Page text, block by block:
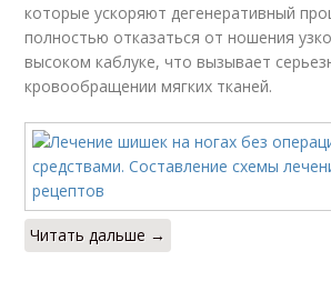
которые ускоряют дегенеративный
полностью отказаться от ношения
высоком каблуке, что вызывает
кровообращении мягких тканей.
Читать дальше →